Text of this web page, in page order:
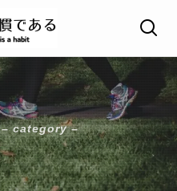
– category –